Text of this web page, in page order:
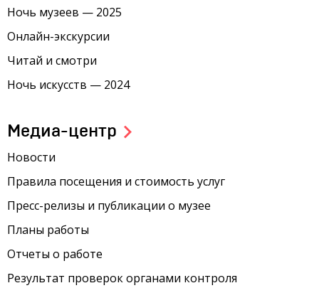
Ночь музеев — 2025
Онлайн-экскурсии
Читай и смотри
Ночь искусств — 2024
Медиа-центр
Новости
Правила посещения и стоимость услуг
Пресс-релизы и публикации о музее
Планы работы
Отчеты о работе
Результат проверок органами контроля